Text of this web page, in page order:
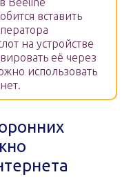
вставить
на устройстве
её через
использовать